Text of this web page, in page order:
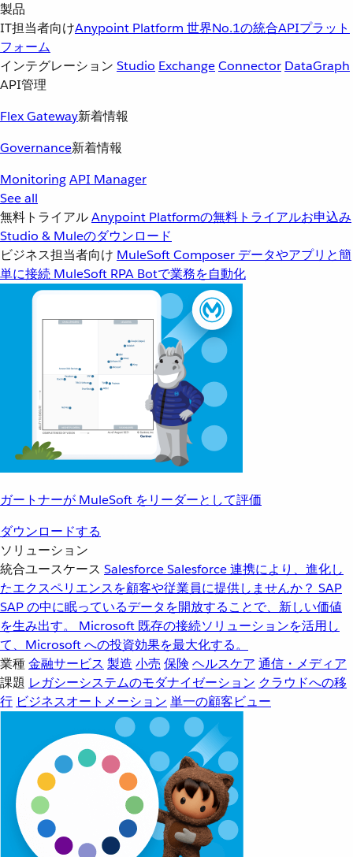
製品
IT担当者向けAnypoint Platform 世界No.1の統合APIプラット
フォーム
インテグレーション Studio ExchangeConnector DataGraph
API管理
Flex Gateway新着情報
Governance新着情報
MonitoringAPI Manager
See all
無料トライアルAnypoint Platformの無料トライアルお申込み
Studio & Muleのダウンロード
ビジネス担当者向け MuleSoft Composer データやアプリと簡
単に接続 MuleSoft RPA Botで業務を自動化
ガートナーが MuleSoft をリーダーとして評価
ダウンロードする
ソリューション
統合ユースケース SalesforceSalesforce 連携により、進化し
たエクスペリエンスを顧客や従業員に提供しませんか？ SAP
SAP の中に眠っているデータを開放することで、新しい価値
を生み出す。
Microsoft 既存の接続ソリューションを活用し
て、Microsoft への投資効果を最大化する。
業種金融サービス 製造 小売 保険 ヘルスケア 通信・メディア
課題 レガシーシステムのモダナイゼーション クラウドへの移
行 ビジネスオートメーション 単一の顧客ビュー